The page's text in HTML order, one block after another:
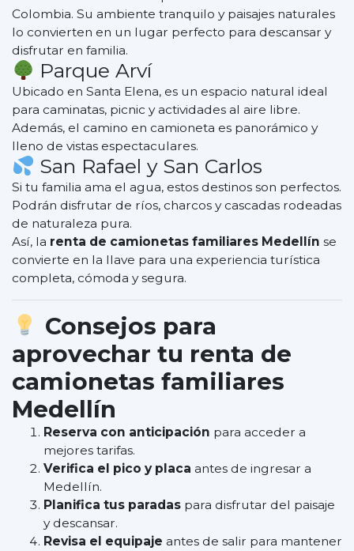
Colombia. Su ambiente tranquilo y paisajes naturales
lo convierten en un lugar perfecto para descansar y
disfrutar en familia.
Parque Arví
Ubicado en Santa Elena, es un espacio natural ideal
para caminatas, picnic y actividades al aire libre.
Además, el camino en camioneta es panorámico y
lleno de vistas espectaculares.
San Rafael y San Carlos
Si tu familia ama el agua, estos destinos son perfectos.
Podrán disfrutar de ríos, charcos y cascadas rodeadas
de naturaleza pura.
Así, la renta de camionetas familiares Medellín se
convierte en la llave para una experiencia turística
completa, cómoda y segura.
Consejos para
aprovechar tu renta de
camionetas familiares
Medellín
Reserva con anticipación para acceder a
mejores tarifas.
Verifica el pico y placa antes de ingresar a
Medellín.
Planifica tus paradas para disfrutar del paisaje
y descansar.
Revisa el equipaje antes de salir para mantener